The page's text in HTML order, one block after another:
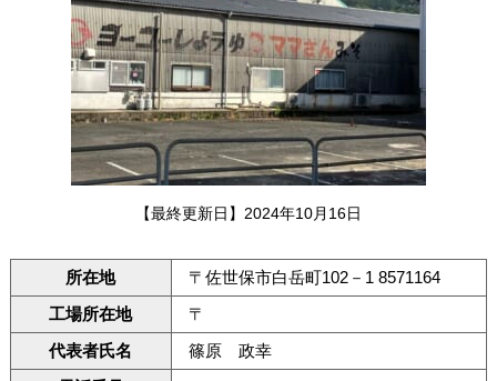
【最終更新日】2024年10月16日
所在地
〒佐世保市白岳町102－1 8571164
工場所在地
〒
代表者氏名
篠原 政幸